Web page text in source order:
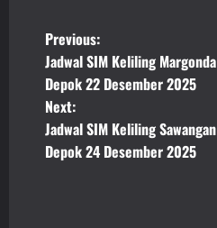
P
o
s
t
Previous:
Jadwal SIM Keliling Margonda
Depok 22 Desember 2025
Next:
Jadwal SIM Keliling Sawangan
Depok 24 Desember 2025